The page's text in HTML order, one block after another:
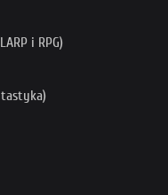
i RPG)